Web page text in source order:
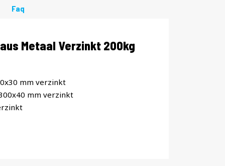
Metaal Verzinkt 200kg
mm verzinkt
mm verzinkt
Faq